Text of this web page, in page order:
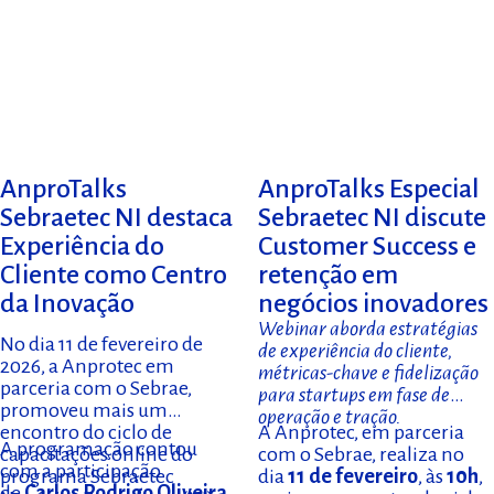
AnproTalks
Sebraetec NI destaca
Experiência do
Cliente como Centro
da Inovação
No dia 11 de fevereiro de
2026, a Anprotec em
parceria com o Sebrae,
promoveu mais um
encontro do ciclo de
capacitações online do
programa Sebraetec
A programação contou
com a participação
AnproTalks Especial
Sebraetec NI discute
Customer Success e
retenção em
negócios inovadores
Webinar aborda estratégias
de experiência do cliente,
métricas-chave e fidelização
para startups em fase de
operação e tração.
A Anprotec, em parceria
com o Sebrae, realiza no
dia11 de fevereiro, às10h,